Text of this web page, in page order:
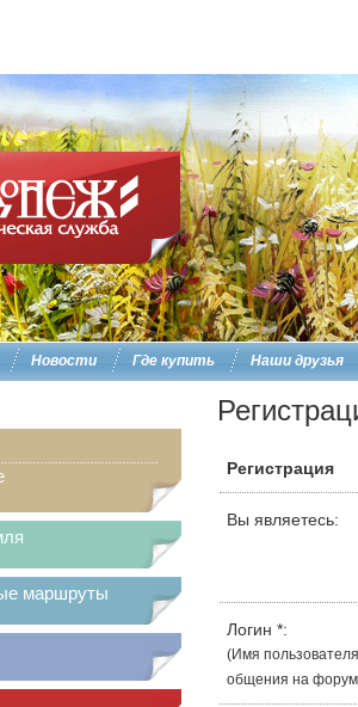
Новости Где купить Наши друзья
маршруты
Регистрация
Вы являетесь:
Логин *:
(Имя
общения на